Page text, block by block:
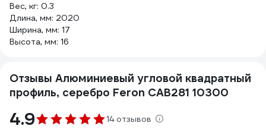
Вес, кг: 0.3
Длина, мм: 2020
Ширина, мм: 17
Высота, мм: 16
Отзывы Алюминиевый угловой квадратный
профиль, серебро Feron CAB281 10300
4.9 14 отзывов